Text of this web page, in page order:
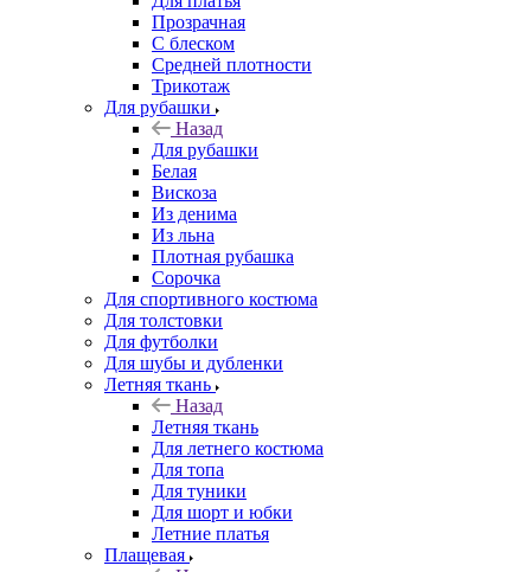
Прозрачная
С блеском
Средней плотности
Трикотаж
Для рубашки
Назад
Для рубашки
Белая
Вискоза
Из денима
Из льна
Плотная рубашка
Сорочка
Для спортивного костюма
Для толстовки
Для футболки
Для шубы и дубленки
Летняя ткань
Назад
Летняя ткань
Для летнего костюма
Для топа
Для туники
Для шорт и юбки
Летние платья
Плащевая